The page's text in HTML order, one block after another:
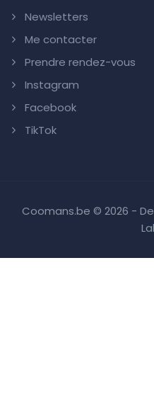
Newsletters
Me contacter
Prendre rendez-vous
Instagram
Facebook
TikTok
Coomans.be © 2026 -